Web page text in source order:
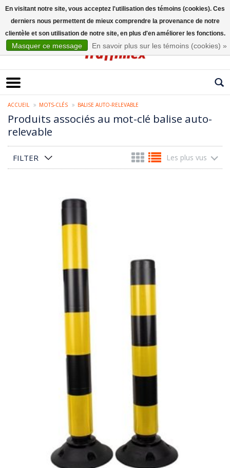
ACCUEIL MOTS-CLÉS BALISE AUTO-RELEVABLE
Produits associés au mot-clé balise auto-
relevable
FILTER Les plus vus
En visitant notre site, vous acceptez l'utilisation des témoins (cookies). Ces
derniers nous permettent de mieux comprendre la provenance de notre
clientèle et son utilisation de notre site, en plus d'en améliorer les fonctions.
Masquer ce message En savoir plus sur les témoins (cookies) »